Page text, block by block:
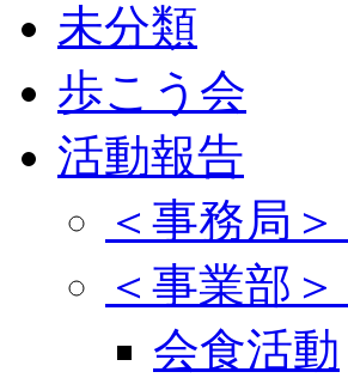
未分類
歩こう会
活動報告
＜事務局
＜事業部
会食活動